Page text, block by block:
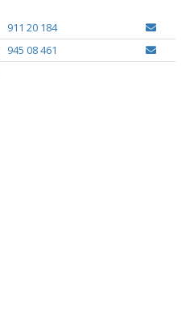
911 20 184
945 08 461